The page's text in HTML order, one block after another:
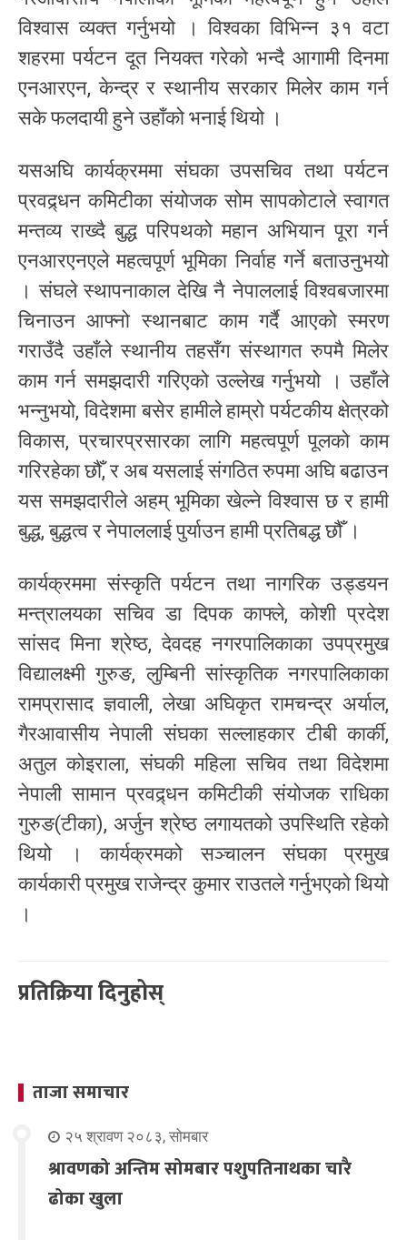
विश्वास व्यक्त गर्नुभयो । विश्वका विभिन्न ३१ वटा
शहरमा पर्यटन दूत नियक्त गरेको भन्दै आगामी दिनमा
एनआरएन, केन्द्र र स्थानीय सरकार मिलेर काम गर्न
सके फलदायी हुने उहाँको भनाई थियो ।
यसअघि कार्यक्रममा संघका उपसचिव तथा पर्यटन
प्रवद्र्धन कमिटीका संयोजक सोम सापकोटाले स्वागत
मन्तव्य राख्दै बुद्ध परिपथको महान अभियान पूरा गर्न
एनआरएनएले महत्वपूर्ण भूमिका निर्वाह गर्ने बताउनुभयो
। संघले स्थापनाकाल देखि नै नेपाललाई विश्वबजारमा
चिनाउन आफ्नो स्थानबाट काम गर्दै आएको स्मरण
गराउँदै उहाँले स्थानीय तहसँग संस्थागत रुपमै मिलेर
काम गर्न समझदारी गरिएको उल्लेख गर्नुभयो । उहाँले
भन्नुभयो, विदेशमा बसेर हामीले हाम्रो पर्यटकीय क्षेत्रको
विकास, प्रचारप्रसारका लागि महत्वपूर्ण पूलको काम
गरिरहेका छौँ, र अब यसलाई संगठित रुपमा अघि बढाउन
यस समझदारीले अहम् भूमिका खेल्ने विश्वास छ र हामी
बुद्ध, बुद्धत्व र नेपाललाई पुर्याउन हामी प्रतिबद्ध छौँ ।
कार्यक्रममा संस्कृति पर्यटन तथा नागरिक उड्डयन
मन्त्रालयका सचिव डा दिपक काफ्ले, कोशी प्रदेश
सांसद मिना श्रेष्ठ, देवदह नगरपालिकाका उपप्रमुख
विद्यालक्ष्मी गुरुङ, लुम्बिनी सांस्कृतिक नगरपालिकाका
रामप्रासाद ज्ञवाली, लेखा अघिकृत रामचन्द्र अर्याल,
गैरआवासीय नेपाली संघका सल्लाहकार टीबी कार्की,
अतुल कोइराला, संघकी महिला सचिव तथा विदेशमा
नेपाली सामान प्रवद्र्धन कमिटीकी संयोजक राधिका
गुरुङ(टीका), अर्जुन श्रेष्ठ लगायतको उपस्थिति रहेको
थियो । कार्यक्रमको सञ्चालन संघका प्रमुख
कार्यकारी प्रमुख राजेन्द्र कुमार राउतले गर्नुभएको थियो
।
प्रतिक्रिया दिनुहोस्
ताजा समाचार
२५ श्रावण २०८३, सोमबार
श्रावणको अन्तिम सोमबार पशुपतिनाथका चारै
ढोका खुला